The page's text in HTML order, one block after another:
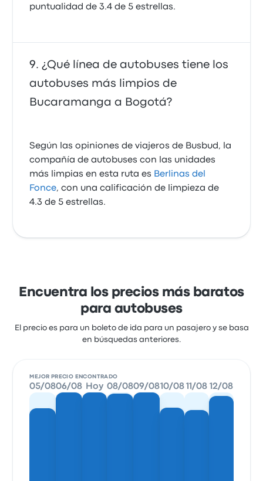
puntualidad de 3.4 de 5 estrellas.
¿Qué línea de autobuses tiene los
autobuses más limpios de
Bucaramanga a Bogotá?
Según las opiniones de viajeros de Busbud, la
compañía de autobuses con las unidades
más limpias en esta ruta es Berlinas del
Fonce, con una calificación de limpieza de
4.3 de 5 estrellas.
Encuentra los precios más baratos
para autobuses
El precio es para un boleto de ida para un pasajero y se basa
en búsquedas anteriores.
MEJOR PRECIO ENCONTRADO
05/0806/08 Hoy 08/0809/0810/08 11/08 12/08